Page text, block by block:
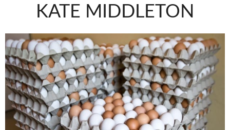
KATE MIDDLETON